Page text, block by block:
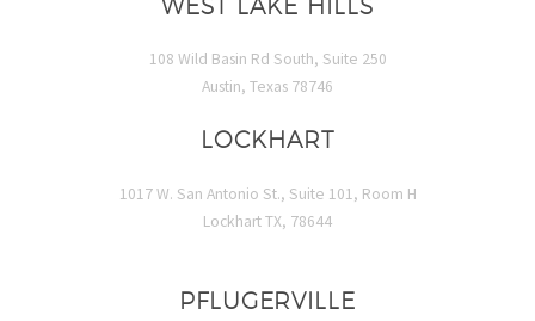
WEST LAKE HILLS
108 Wild Basin Rd South, Suite 250
Austin, Texas 78746
LOCKHART
1017 W. San Antonio St., Suite 101, Room H
Lockhart TX, 78644
PFLUGERVILLE